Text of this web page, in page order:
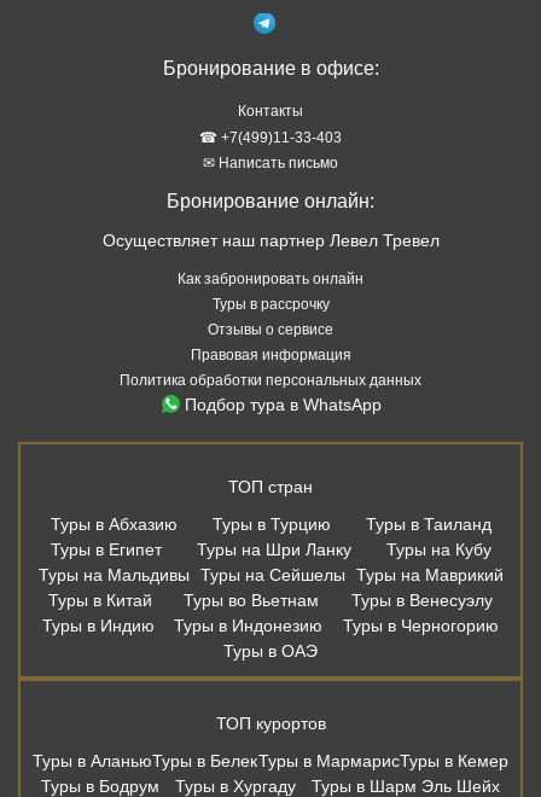
Бронирование в офисе:
Контакты
☎ +7(499)11-33-403
✉ Написать письмо
Бронирование онлайн:
Осуществляет наш партнер Левел Тревел
Как забронировать онлайн
Туры в рассрочку
Отзывы о сервисе
Правовая информация
Политика обработки персональных данных
Подбор тура в WhatsApp
ТОП стран
Туры в Абхазию
Туры в Турцию
Туры в Таиланд
Туры в Египет
Туры на Шри Ланку
Туры на Кубу
Туры на Мальдивы
Туры на Сейшелы
Туры на Маврикий
Туры в Китай
Туры во Вьетнам
Туры в Венесуэлу
Туры в Индию
Туры в Индонезию
Туры в Черногорию
Туры в ОАЭ
ТОП курортов
Туры в АланьюТуры в БелекТуры в МармарисТуры в Кемер
Туры в Бодрум
Туры в Хургаду
Туры в Шарм Эль Шейх